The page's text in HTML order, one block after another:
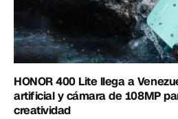
HONOR 400 Lite llega a
artificial y cámara de 108MP
creatividad